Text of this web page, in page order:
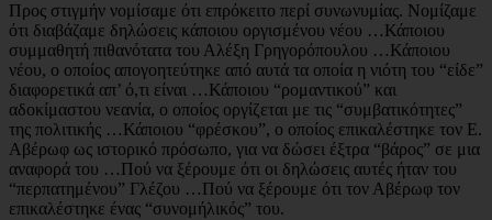
Προς στιγμήν νομίσαμε ότι επρόκειτο περί συνωνυμίας. Νομίζαμε
ότι διαβάζαμε δηλώσεις κάποιου οργισμένου νέου …Κάποιου
συμμαθητή πιθανότατα του Αλέξη Γρηγορόπουλου …Κάποιου
νέου, ο οποίος απογοητεύτηκε από αυτά τα οποία η νιότη του “είδε”
διαφορετικά απ’ ό,τι είναι …Κάποιου “ρομαντικού” και
αδοκίμαστου νεανία, ο οποίος οργίζεται με τις “συμβατικότητες”
της πολιτικής …Κάποιου “φρέσκου”, ο οποίος επικαλέστηκε τον Ε.
Αβέρωφ ως ιστορικό πρόσωπο, για να δώσει έξτρα “βάρος” σε μια
αναφορά του …Πού να ξέρουμε ότι οι δηλώσεις αυτές ήταν του
“περπατημένου” Γλέζου …Πού να ξέρουμε ότι τον Αβέρωφ τον
επικαλέστηκε ένας “συνομήλικός” του.